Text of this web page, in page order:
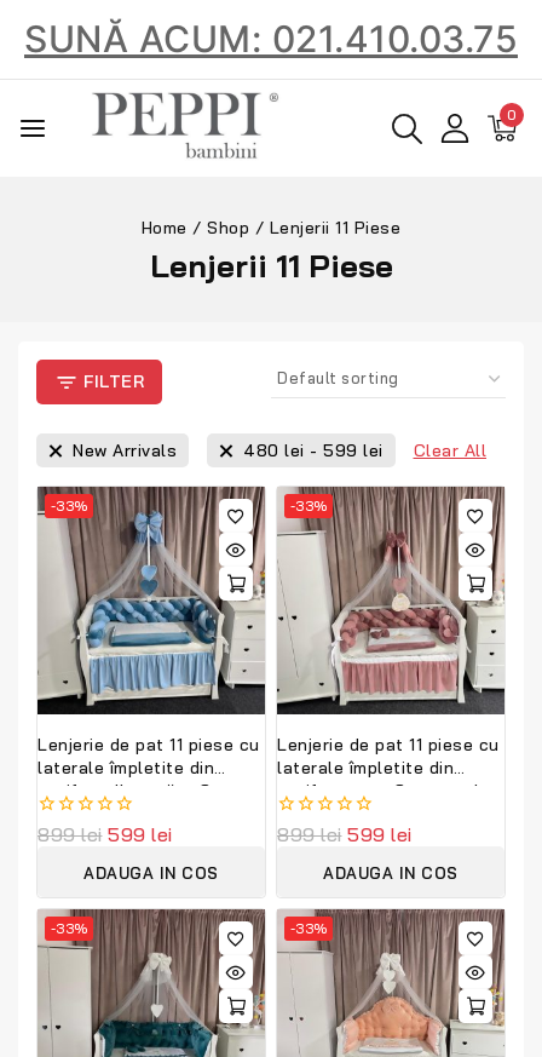
SUNĂ ACUM: 021.410.03.75
0
Home / Shop / Lenjerii 11 Piese
Lenjerii 11 Piese
FILTER
New Arrivals 480 lei - 599 lei Clear All
-33%
Lenjerie de pat 11 piese cu
laterale împletite din
catifea albastră – Set
complet premium
personalizabil
0
899lei 599 lei
ADAUGA IN COS
-33%
Lenjerie de pat 11 piese cu
laterale împletite din
catifea roz – Set complet
personalizabil
PeppiBambini Premium
0
899lei 599 lei
ADAUGA IN COS
-33% -33%